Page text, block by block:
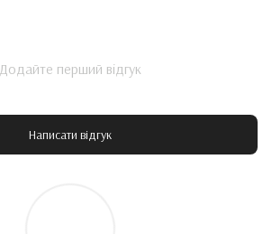
Додайте перший відгук
Написати відгук